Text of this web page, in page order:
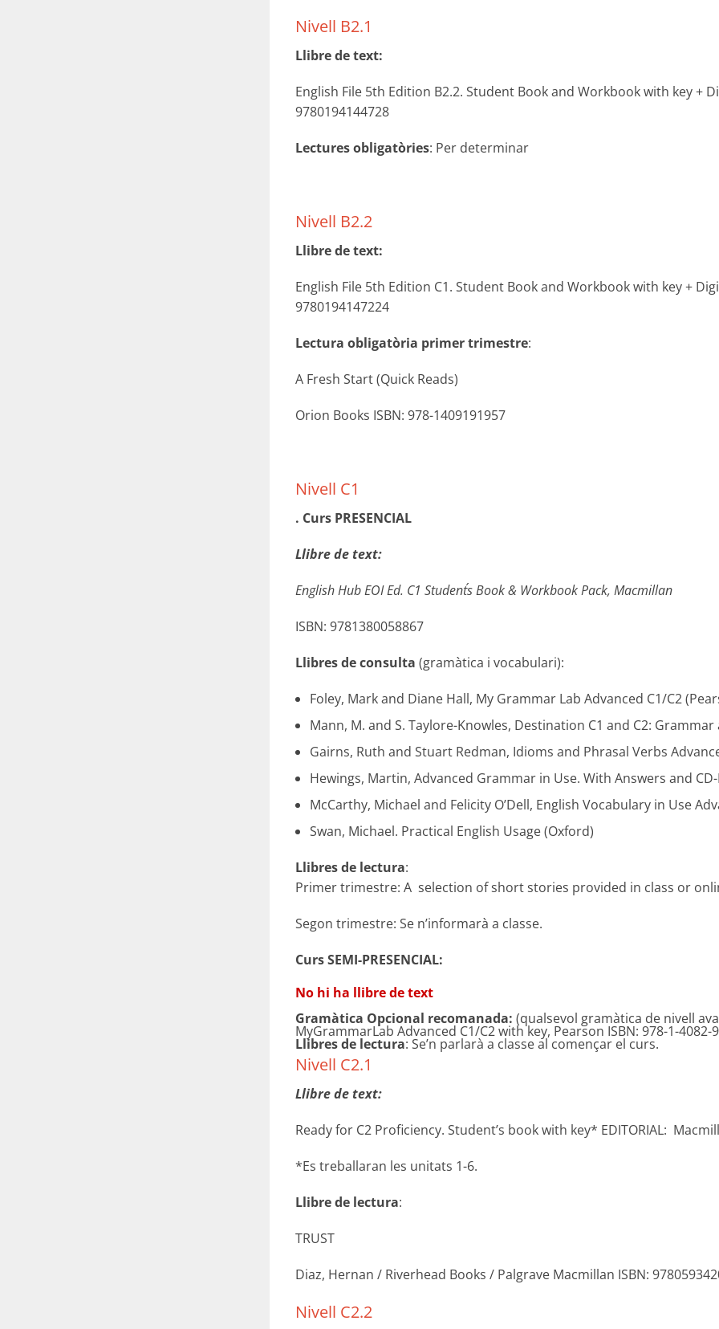
Nivell B2.1
Llibre de text:
English File 5th Edition B2.2. Student Book and Workbook with key +
9780194144728
Lectures obligatòries: Per determinar
Nivell B2.2
Llibre de text:
English File 5th Edition C1. Student Book and Workbook with key +
9780194147224
Lectura obligatòria primer trimestre:
A Fresh Start (Quick Reads)
Orion Books ISBN: 978-1409191957
Nivell C1
. Curs PRESENCIAL
Llibre de text:
English Hub EOI Ed. C1 Student´s Book & Workbook Pack, Macmillan
ISBN: 9781380058867
Llibres de consulta (gramàtica i vocabulari):
Foley, Mark and Diane Hall, My Grammar Lab Advanced C1/C2
Mann, M. and S. Taylore-Knowles, Destination C1 and C2:
Gairns, Ruth and Stuart Redman, Idioms and Phrasal Verbs
Hewings, Martin, Advanced Grammar in Use. With Answers and
McCarthy, Michael and Felicity O’Dell, English Vocabulary in Use
Swan, Michael. Practical English Usage (Oxford)
Llibres de lectura:
Primer trimestre: A selection of short stories provided in class or
Segon trimestre: Se n’informarà a classe.
Curs SEMI-PRESENCIAL:
No hi ha llibre de text
Gramàtica Opcional recomanada: (qualsevol gramàtica de nivell
MyGrammarLab Advanced C1/C2 with key, Pearson ISBN: 978-1-4082-
Llibres de lectura: Se’n parlarà a classe al començar el curs.
Nivell C2.1
Llibre de text:
Ready for C2 Proficiency. Student’s book with key* EDITORIAL:
*Es treballaran les unitats 1-6.
Llibre de lectura:
TRUST
Diaz, Hernan / Riverhead Books / Palgrave Macmillan ISBN:
Nivell C2.2